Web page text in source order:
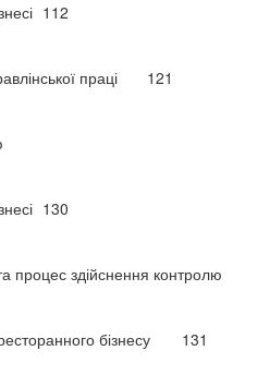
112
праці 121
130
процес здійснення контролю
бізнесу 131